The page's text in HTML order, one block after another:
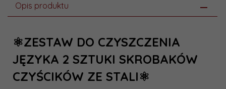
Opis produktu
⚛️ZESTAW DO CZYSZCZENIA
JĘZYKA 2 SZTUKI SKROBAKÓW
CZYŚCIKÓW ZE STALI⚛️